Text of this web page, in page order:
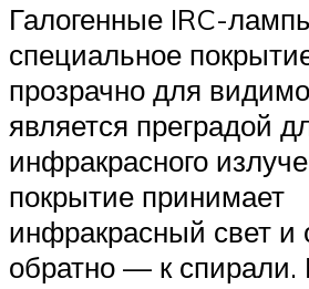
Галогенные IRC-
специальное
прозрачно для
является преградой
инфракрасного
покрытие принимает
инфракрасный свет и
обратно — к спирали.